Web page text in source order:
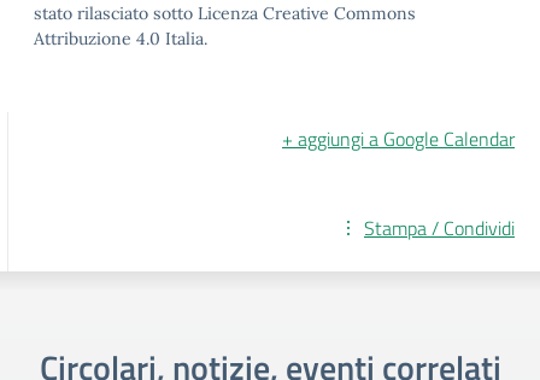
stato rilasciato sotto Licenza Creative Commons
Attribuzione 4.0 Italia.
+ aggiungi a Google Calendar
Stampa / Condividi
Circolari, notizie, eventi correlati